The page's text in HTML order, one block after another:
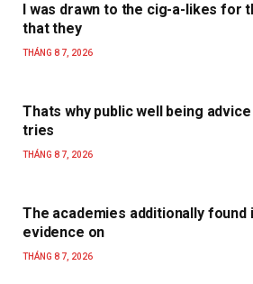
I was drawn to the cig-a-likes for
that they
THÁNG 8 7, 2026
Thats why public well being
tries
THÁNG 8 7, 2026
The academies additionally found
evidence on
THÁNG 8 7, 2026